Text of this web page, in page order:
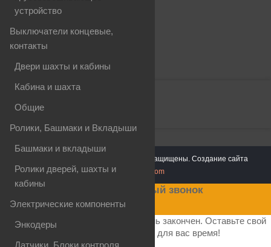
Производители
ПОПУЛЯРНЫЕ ТЕГИ
. Все права защищены. Создание сайта
okwebstudio.com
Заказать обратный звонок
В настоящее время наш рабочий день закончен. Оставьте свой
телефон и мы перезвоним в удобное для вас время!
устройство
Выключатели концевые,
контакты
Двери шахты и кабины
Кабина и шахта
Общие
Ролики, Башмаки и Вкладыши
Башмаки и вкладыши
Ролики дверей, шахты и
кабины
Электрические компоненты
Энкодеры
Датчики, Блоки контроля